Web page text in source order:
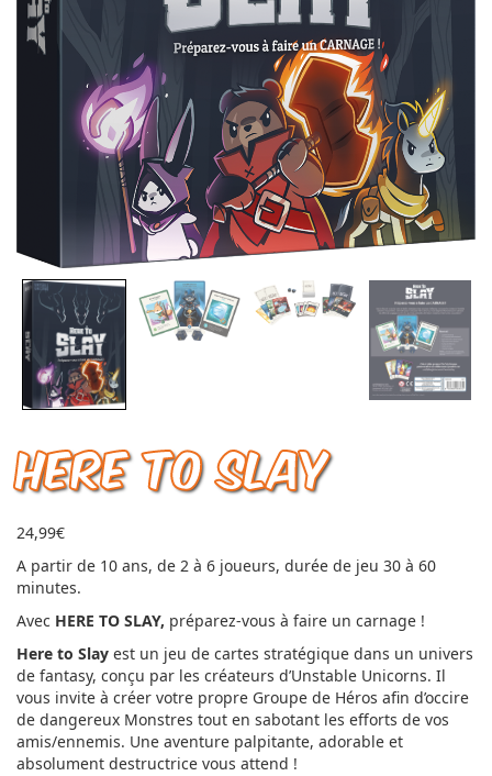
HERE TO SLAY
24,99€
A partir de 10 ans, de 2 à 6 joueurs, durée de jeu 30 à 60
minutes.
Avec HERE TO SLAY, préparez-vous à faire un carnage !
Here to Slay est un jeu de cartes stratégique dans un univers
de fantasy, conçu par les créateurs d’Unstable Unicorns. Il
vous invite à créer votre propre Groupe de Héros afin d’occire
de dangereux Monstres tout en sabotant les efforts de vos
amis/ennemis. Une aventure palpitante, adorable et
absolument destructrice vous attend !